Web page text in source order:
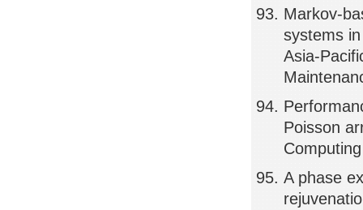
Markov-
systems
Asia-
Poisson
A phase